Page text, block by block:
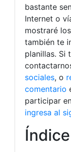
bastante
Internet o
mostraré
también te
planillas. Si
sociales, o
comentario
participar
ingresa al
Índice